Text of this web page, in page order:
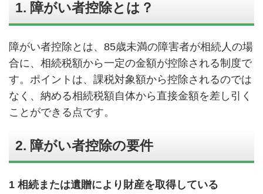
1. 障がい者控除とは？
障がい者控除とは、85歳未満の障害者が相続人の場
合に、相続税額から一定の金額が控除される制度で
す。ポイントは、課税対象額から控除されるのでは
なく、納める相続税額自体から直接金額を差し引く
ことができる点です。
2. 障がい者控除の要件
1 相続または遺贈により財産を取得している